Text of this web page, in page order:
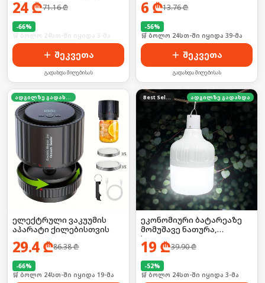
24₾71.16₾
-66%
🛒 ბოლო 24სთ-ში იყიდა 3-მა
შეკვეთა
გადახდა მიღებისას
6 ₾13.76₾
-56%
🛒 ბოლო 24სთ-ში იყიდა 39-მა
შეკვეთა
გადახდა მიღებისას
ადგილზე გადახდა
ელექტრული ვაკუუმის
აპარატი ქილებისთვის
29.4₾86.38₾
-66%
🛒 ბოლო 24სთ-ში იყიდა 19-მა
Best Seller ადგილზე გადახდა
ეკონომიური ბატარეაზე
მომუშავე ნათურა,
საკიდით
19 ₾39.90₾
-52%
🛒 ბოლო 24სთ-ში იყიდა 3-მა